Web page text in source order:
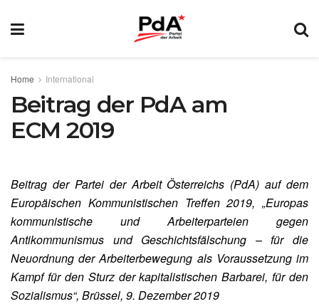
Home International
Beitrag der PdA am
ECM 2019
Beitrag der Partei der Arbeit Österreichs (PdA) auf dem
Europäischen Kommunistischen Treffen 2019, „Europas
kommunistische und Arbeiterparteien gegen
Antikommunismus und Geschichtsfälschung – für die
Neuordnung der Arbeiterbewegung als Voraussetzung im
Kampf für den Sturz der kapitalistischen Barbarei, für den
Sozialismus“, Brüssel, 9. Dezember 2019